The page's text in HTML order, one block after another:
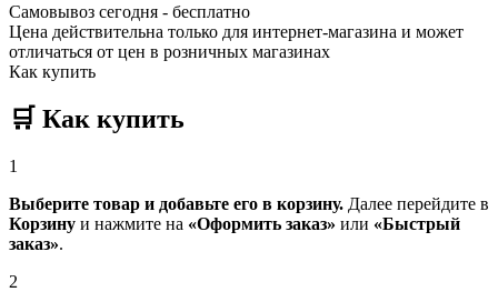
Самовывоз сегодня - бесплатно
Цена действительна только для интернет-магазина и может
отличаться от цен в розничных магазинах
Как купить
🛒 Как купить
1
Выберите товар и добавьте его в корзину. Далее перейдите в
Корзину и нажмите на «Оформить заказ» или «Быстрый
заказ».
2